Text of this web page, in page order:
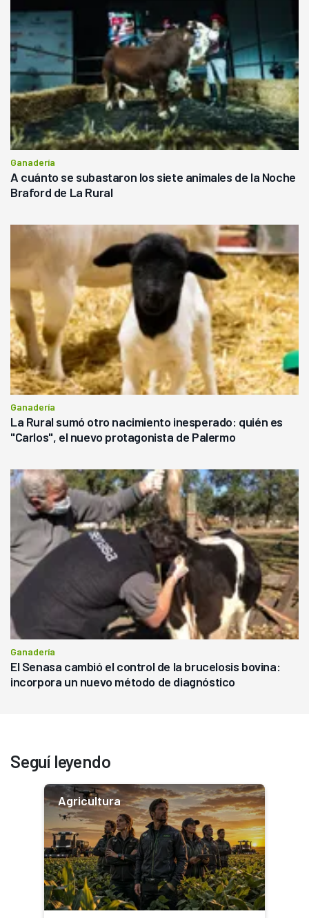
Ganadería
A cuánto se subastaron los siete animales de la Noche
Braford de La Rural
Ganadería
La Rural sumó otro nacimiento inesperado: quién es
"Carlos", el nuevo protagonista de Palermo
Ganadería
El Senasa cambió el control de la brucelosis bovina:
incorpora un nuevo método de diagnóstico
Seguí leyendo
Agricultura